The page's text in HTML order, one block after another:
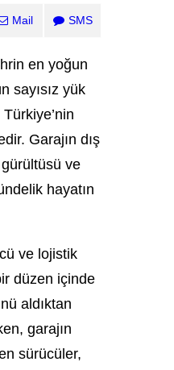
Mail SMS
en yoğun
sayısız yük
Garajın dış
gürültüsü ve
hayatın
ve lojistik
düzen içinde
aldıktan
garajın
sürücüler,